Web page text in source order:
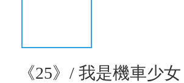
《25》/ 我是機車少女